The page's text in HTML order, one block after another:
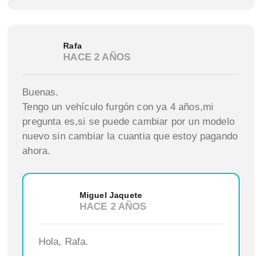
Rafa
HACE 2 AÑOS
Buenas.
Tengo un vehículo furgón con ya 4 años,mi
pregunta es,si se puede cambiar por un modelo
nuevo sin cambiar la cuantia que estoy pagando
ahora.
Miguel Jaquete
HACE 2 AÑOS
Hola, Rafa.